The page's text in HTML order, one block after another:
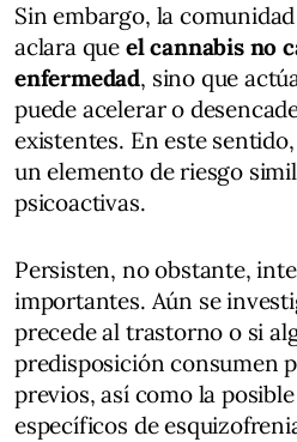
Sin embargo, la
aclara que el cannabis no
enfermedad, sino que
puede acelerar o
existentes. En este
un elemento de riesgo
psicoactivas.
Persisten, no obstante,
importantes. Aún se
precede al trastorno o si
predisposición consumen
previos, así como la
específicos de